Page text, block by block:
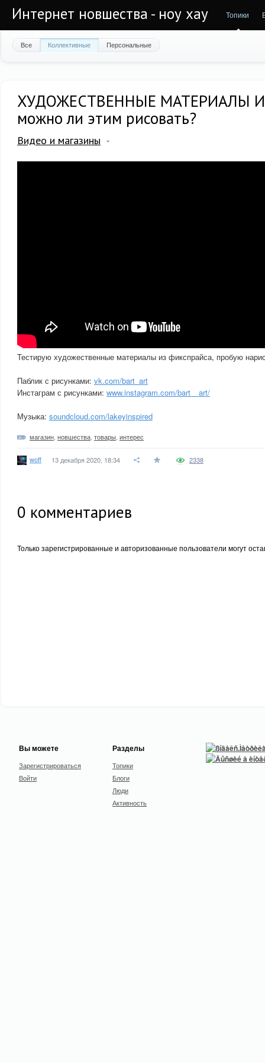
Интернет новшества - ноу хау Топики
Все Коллективные Персональные
ХУДОЖЕСТВЕННЫЕ МАТЕРИАЛЫ ИЗ
можно ли этим рисовать?
Видео и магазины
Тестирую художественные материалы из фикспрайса, пробую
Паблик с рисунками: vk.com/bart_art
Инстаграм с рисунками: www.instagram.com/bart__art/
Музыка: soundcloud.com/lakeyinspired
магазин новшества товары интерес
woff 13 декабря 2020, 18:34 2338
0 комментариев
Только зарегистрированные и авторизованные пользователи могут
Вы можете
Зарегистрироваться
Войти
Разделы
Топики
Блоги
Люди
Активность